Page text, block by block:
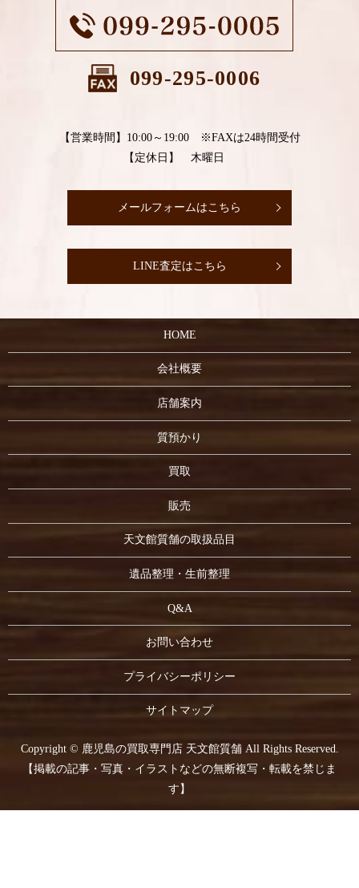
099-295-0006
【営業時間】10:00～19:00 ※FAXは24時間受付
【定休日】 木曜日
メールフォームはこちら
LINE査定はこちら
HOME
会社概要
店舗案内
質預かり
買取
販売
天文館質舗の取扱品目
遺品整理・生前整理
Q&A
お問い合わせ
プライバシーポリシー
サイトマップ
Copyright © 鹿児島の買取専門店 天文館質舗 All Rights Reserved.
【掲載の記事・写真・イラストなどの無断複写・転載を禁じま
す】